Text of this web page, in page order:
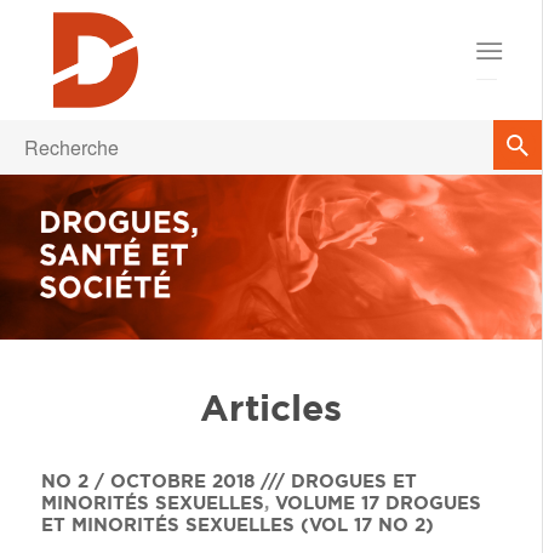
Articles
NO 2 / OCTOBRE 2018 /// DROGUES ET
MINORITÉS SEXUELLES, VOLUME 17 DROGUES
ET MINORITÉS SEXUELLES (VOL 17 NO 2)